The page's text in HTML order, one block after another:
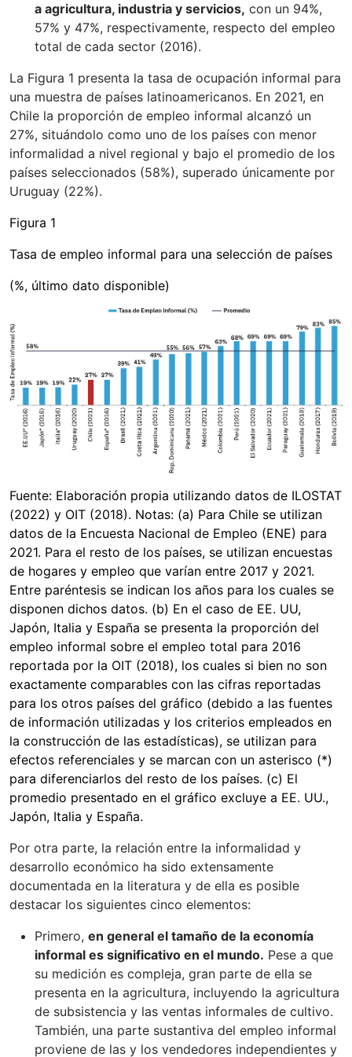
a agricultura, industria y servicios, con un 94%,
57% y 47%, respectivamente, respecto del empleo
total de cada sector (2016).
La Figura 1 presenta la tasa de ocupación informal para
una muestra de países latinoamericanos. En 2021, en
Chile la proporción de empleo informal alcanzó un
27%, situándolo como uno de los países con menor
informalidad a nivel regional y bajo el promedio de los
países seleccionados (58%), superado únicamente por
Uruguay (22%).
Figura 1
Tasa de empleo informal para una selección de países
(%, último dato disponible)
Fuente: Elaboración propia utilizando datos de ILOSTAT
(2022) y OIT (2018). Notas: (a) Para Chile se utilizan
datos de la Encuesta Nacional de Empleo (ENE) para
2021. Para el resto de los países, se utilizan encuestas
de hogares y empleo que varían entre 2017 y 2021.
Entre paréntesis se indican los años para los cuales se
disponen dichos datos. (b) En el caso de EE. UU,
Japón, Italia y España se presenta la proporción del
empleo informal sobre el empleo total para 2016
reportada por la OIT (2018), los cuales si bien no son
exactamente comparables con las cifras reportadas
para los otros países del gráfico (debido a las fuentes
de información utilizadas y los criterios empleados en
la construcción de las estadísticas), se utilizan para
efectos referenciales y se marcan con un asterisco (*)
para diferenciarlos del resto de los países. (c) El
promedio presentado en el gráfico excluye a EE. UU.,
Japón, Italia y España.
Por otra parte, la relación entre la informalidad y
desarrollo económico ha sido extensamente
documentada en la literatura y de ella es posible
destacar los siguientes cinco elementos:
Primero, en general el tamaño de la economía
informal es significativo en el mundo. Pese a que
su medición es compleja, gran parte de ella se
presenta en la agricultura, incluyendo la agricultura
de subsistencia y las ventas informales de cultivo.
También, una parte sustantiva del empleo informal
proviene de las y los vendedores independientes y